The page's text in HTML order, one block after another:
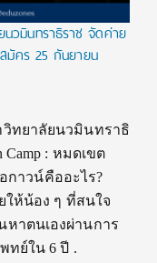
วมินทราธิราช จัดค่าย
มัคร 25 กันยายน
ทยาลัยนวมินทราธิ
Camp : หมดเขต
กาวน์คืออะไร?
ให้น้อง ๆ ที่สนใจ
าตนเองผ่านการ
ทย์ใน 6 ปี .